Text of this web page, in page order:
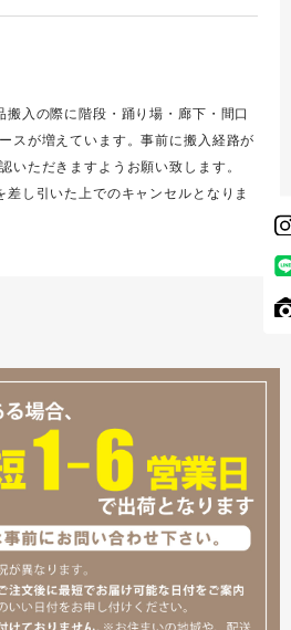
入の際に階段・踊り場・廊下・間口
スが増えています。事前に搬入経路が
いただきますようお願い致します。
し引いた上でのキャンセルとなりま